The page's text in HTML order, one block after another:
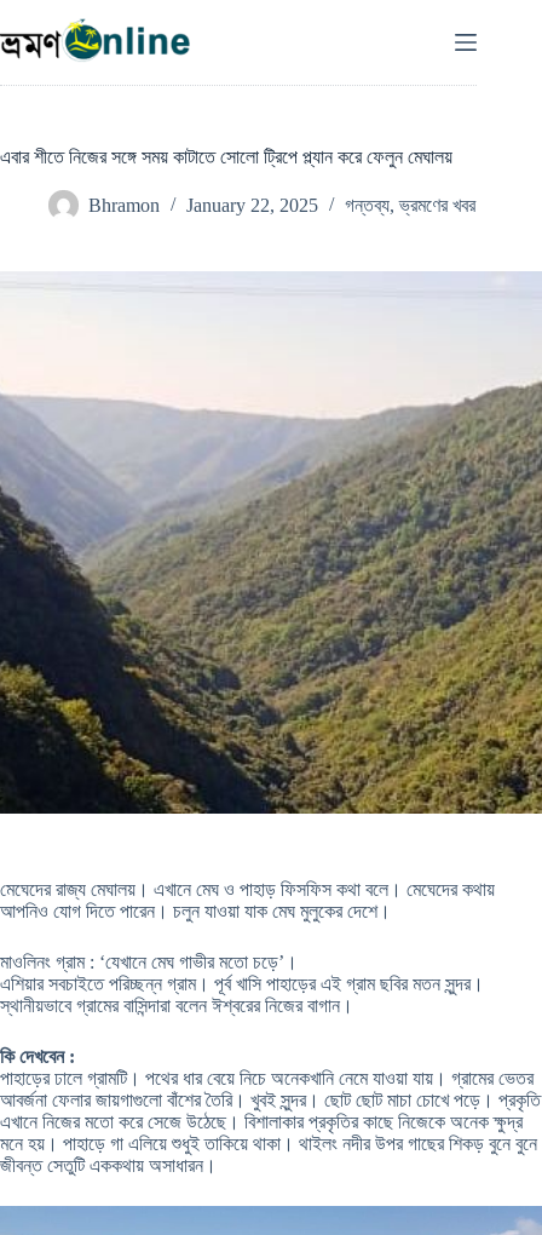
to
content
এবার শীতে নিজের সঙ্গে সময় কাটাতে সোলো ট্রিপে প্ল্যান করে ফেলুন মেঘালয়
Bhramon January 22, 2025 গন্তব্য,ভ্রমণের খবর
মেঘেদের রাজ্য মেঘালয়। এখানে মেঘ ও পাহাড় ফিসফিস কথা বলে। মেঘেদের কথায়
আপনিও যোগ দিতে পারেন। চলুন যাওয়া যাক মেঘ মুলুকের দেশে।
মাওলিনং গ্রাম : ‘যেখানে মেঘ গাভীর মতো চড়ে’।
এশিয়ার সবচাইতে পরিচ্ছন্ন গ্রাম। পূর্ব খাসি পাহাড়ের এই গ্রাম ছবির মতন সুন্দর।
স্থানীয়ভাবে গ্রামের বাসিন্দারা বলেন ঈশ্বরের নিজের বাগান।
কি দেখবেন :
পাহাড়ের ঢালে গ্রামটি। পথের ধার বেয়ে নিচে অনেকখানি নেমে যাওয়া যায়। গ্রামের ভেতর
আবর্জনা ফেলার জায়গাগুলো বাঁশের তৈরি। খুবই সুন্দর। ছোট ছোট মাচা চোখে পড়ে। প্রকৃতি
এখানে নিজের মতো করে সেজে উঠেছে। বিশালাকার প্রকৃতির কাছে নিজেকে অনেক ক্ষুদ্র
মনে হয়। পাহাড়ে গা এলিয়ে শুধুই তাকিয়ে থাকা। থাইলং নদীর উপর গাছের শিকড় বুনে বুনে
জীবন্ত সেতুটি এককথায় অসাধারন।